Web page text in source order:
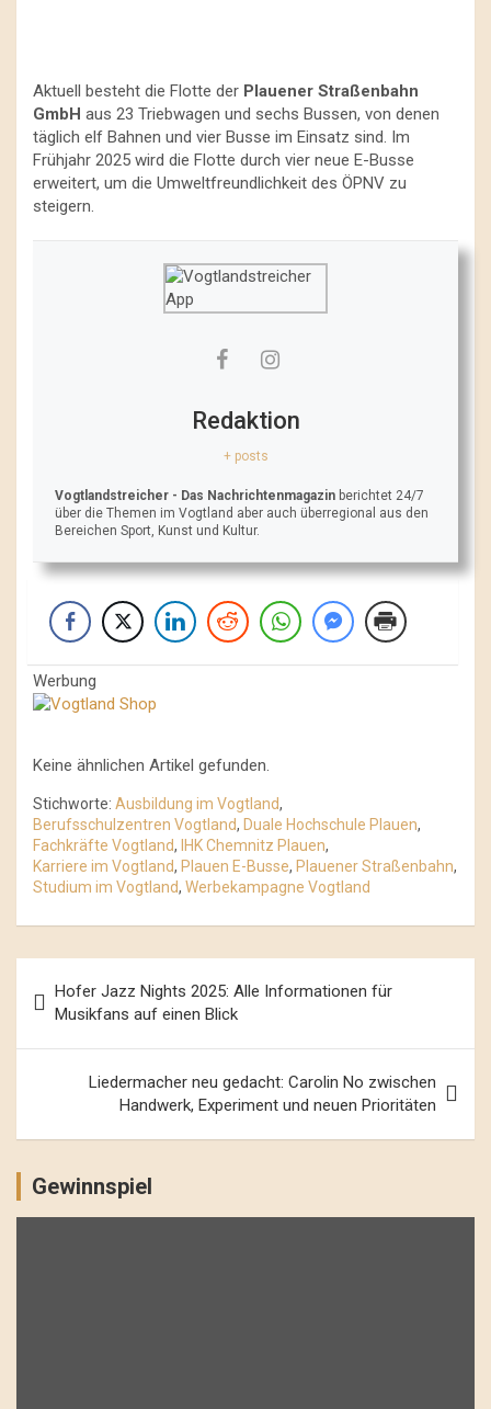
Aktuell besteht die Flotte der Plauener Straßenbahn
GmbH aus 23 Triebwagen und sechs Bussen, von denen
täglich elf Bahnen und vier Busse im Einsatz sind. Im
Frühjahr 2025 wird die Flotte durch vier neue E-Busse
erweitert, um die Umweltfreundlichkeit des ÖPNV zu
steigern.
Redaktion
+ posts
Vogtlandstreicher - Das Nachrichtenmagazin berichtet 24/7
über die Themen im Vogtland aber auch überregional aus den
Bereichen Sport, Kunst und Kultur.
Werbung
Keine ähnlichen Artikel gefunden.
Stichworte: Ausbildung im Vogtland,
Berufsschulzentren Vogtland, Duale Hochschule Plauen,
Fachkräfte Vogtland, IHK Chemnitz Plauen,
Karriere im Vogtland, Plauen E-Busse, Plauener Straßenbahn,
Studium im Vogtland, Werbekampagne Vogtland
Navigation
Hofer Jazz Nights 2025: Alle Informationen für
Musikfans auf einen Blick
Liedermacher neu gedacht: Carolin No zwischen
Handwerk, Experiment und neuen Prioritäten
Gewinnspiel